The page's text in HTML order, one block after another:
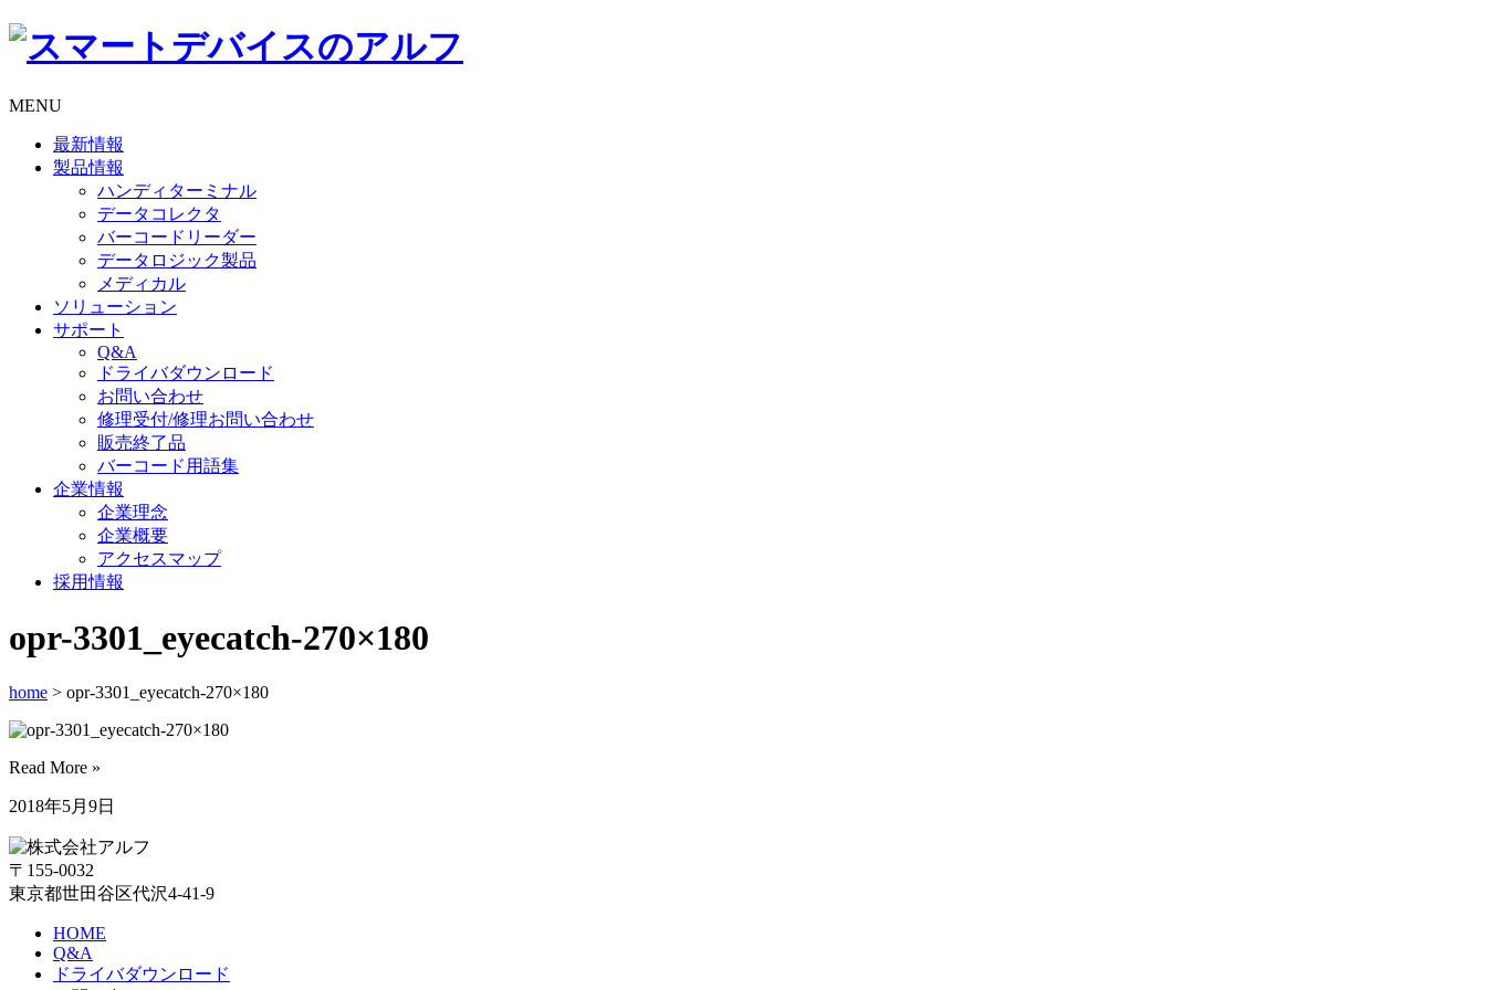
MENU
最新情報
製品情報
ハンディターミナル
データコレクタ
バーコードリーダー
データロジック製品
メディカル
ソリューション
サポート
Q&A
ドライバダウンロード
お問い合わせ
修理受付/修理お問い合わせ
販売終了品
バーコード用語集
企業情報
企業理念
企業概要
アクセスマップ
採用情報
opr-3301_eyecatch-270×180
home > opr-3301_eyecatch-270×180
Read More »
2018年5月9日
〒155-0032
東京都世田谷区代沢4-41-9
HOME
Q&A
ドライバダウンロード